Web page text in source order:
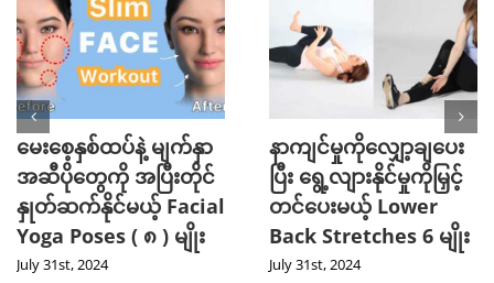
မေးစေ့နှစ်ထပ်နဲ့ မျက်နှာ
အဆီပိုတွေကို အပြီးတိုင်
နှုတ်ဆက်နိုင်မယ့် Facial
Yoga Poses ( ၈ ) မျိုး
July 31st, 2024
နာကျင်မှုကိုလျှော့ချပေး
ပြီး ရွေ့လျားနိုင်မှုကိုမြှင့်
တင်ပေးမယ့် Lower
Back Stretches 6 မျိုး
July 31st, 2024